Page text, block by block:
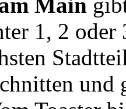
1, 2
und